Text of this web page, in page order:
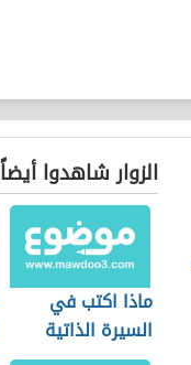
الزوار شاهدوا أيضاً
ماذا اكتب في
السيرة الذاتية